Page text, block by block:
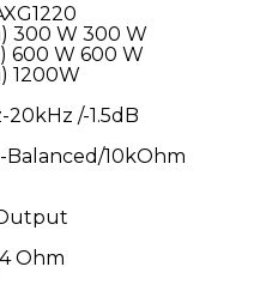
300 W 300 W
600 W 600 W
1200W
/-1.5dB
10kOhm
Ohm